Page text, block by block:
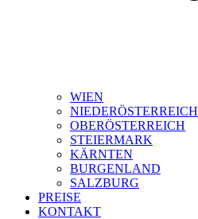
WIEN
NIEDERÖSTERREICH
OBERÖSTERREICH
STEIERMARK
KÄRNTEN
BURGENLAND
SALZBURG
PREISE
KONTAKT